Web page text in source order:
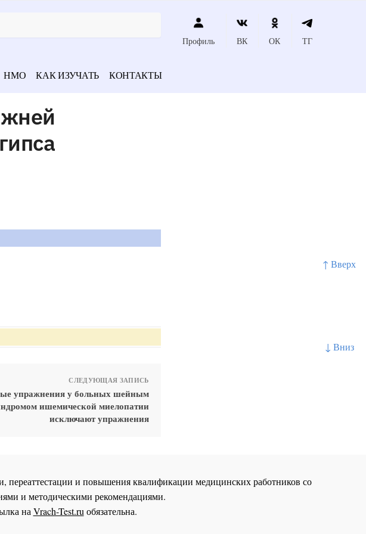
↑ Вверх
↓ Вниз
Профиль ВК ОК ТГ
НМО КАК ИЗУЧАТЬ КОНТАКТЫ
СЛЕДУЮЩАЯ ЗАПИСЬ
упражнения у больных шейным
ишемической миелопатии
исключают упражнения
переаттестации и повышения квалификации медицинских работников со
и методическими рекомендациями.
наVrach-Test.ruобязательна.